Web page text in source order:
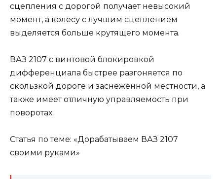
сцепления с дорогой получает невысокий
момент, а колесу с лучшим сцеплением
выделяется больше крутящего момента.
ВАЗ 2107 с винтовой блокировкой
дифференциала быстрее разгоняется по
скользкой дороге и заснеженной местности, а
также имеет отличную управляемость при
поворотах.
Статья по теме: «Дорабатываем ВАЗ 2107
своими руками»